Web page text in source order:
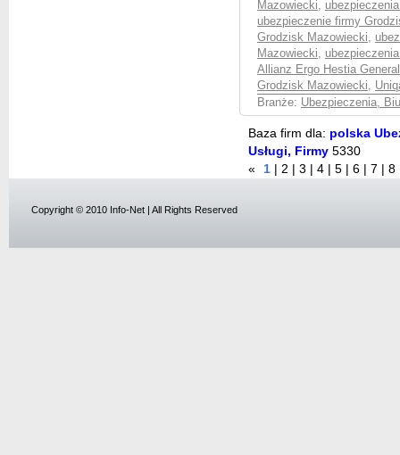
Mazowiecki,
ubezpieczenie firmy
Grodzisk Mazowiecki,
Mazowiecki,
Allianz Ergo Hestia
Grodzisk Mazowiecki,
Branże: Ubezpieczenia,
Baza firm dla: polska
Usługi, Firmy 5330
«
1 2 3 4 5 6 7 8
Copyright © 2010 Info-Net | All Rights Reserved